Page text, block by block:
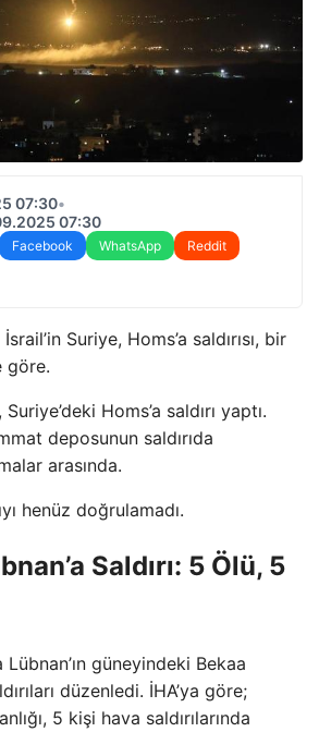
07:30•
07:30
Facebook WhatsApp
Reddit
Suriye, Homs’a saldırısı, bir
göre.
Homs’a saldırı yaptı.
deposunun saldırıda
arasında.
henüz doğrulamadı.
Saldırı: 5 Ölü, 5
güneyindeki Bekaa
düzenledi. İHA’ya göre;
5 kişi hava saldırılarında